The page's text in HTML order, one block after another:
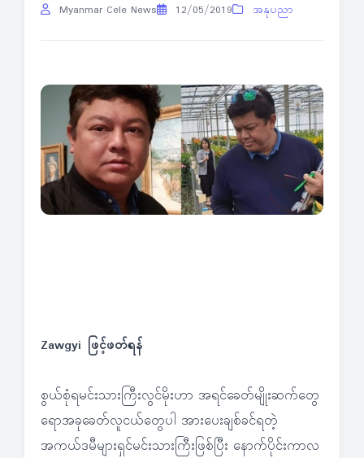
Myanmar Cele News 12/05/2019 အနုပညာ
Zawgyi ဖြင့်ဖတ်ရန်
စွယ်စုံရမင်းသားကြီးလွင်မိုးဟာ အရင်ခေတ်မျိုးဆက်တွေ
ရောအခုခေတ်လူငယ်တွေပါ အားပေးချစ်ခင်ရတဲ့
အကယ်ဒမီများရှင်မင်းသားကြီးဖြစ်ပြီး နောက်ပိုင်းကာလ